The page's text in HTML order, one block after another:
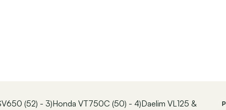
(52) - 3)Honda VT750C (50) - 4)Daelim VL125 &